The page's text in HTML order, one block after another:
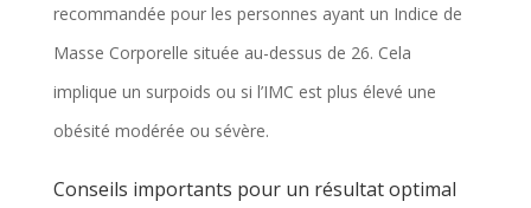
recommandée pour les personnes ayant un Indice de
Masse Corporelle située au-dessus de 26. Cela
implique un surpoids ou si l’IMC est plus élevé une
obésité modérée ou sévère.
Conseils importants pour un résultat optimal